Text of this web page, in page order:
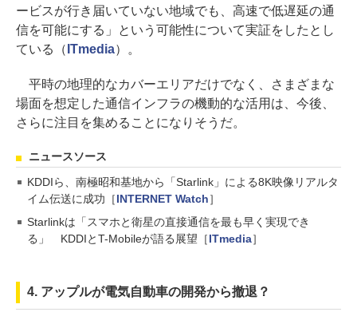
ービスが行き届いていない地域でも、高速で低遅延の通
信を可能にする」という可能性について実証をしたとし
ている（ ITmedia）。
平時の地理的なカバーエリアだけでなく、さまざまな
場面を想定した通信インフラの機動的な活用は、今後、
さらに注目を集めることになりそうだ。
ニュースソース
KDDIら、南極昭和基地から「Starlink」による8K映像リアルタ
イム伝送に成功［INTERNET Watch］
Starlinkは「スマホと衛星の直接通信を最も早く実現でき
る」 KDDIとT-Mobileが語る展望［ITmedia］
4. アップルが電気自動車の開発から撤退？